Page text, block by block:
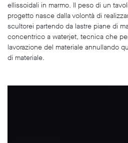
ellissoidali in marmo. Il peso di un
progetto nasce dalla volontà di
scultorei partendo da lastre piane di
concentrico a waterjet, tecnica che
lavorazione del materiale annullando
di materiale.